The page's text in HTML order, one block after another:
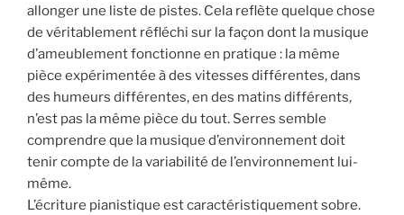
allonger une liste de pistes. Cela reflète quelque chose
de véritablement réfléchi sur la façon dont la musique
d’ameublement fonctionne en pratique : la même
pièce expérimentée à des vitesses différentes, dans
des humeurs différentes, en des matins différents,
n’est pas la même pièce du tout. Serres semble
comprendre que la musique d’environnement doit
tenir compte de la variabilité de l’environnement lui-
même.
L’écriture pianistique est caractéristiquement sobre.